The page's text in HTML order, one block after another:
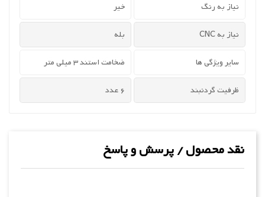
نیاز به رنگ خیر
نیاز به CNC بله
سایر ویژگی ها ضخامت استند 3 میلی متر
ظرفیت گردنبند 6 عدد
نقد محصول / پرسش و پاسخ